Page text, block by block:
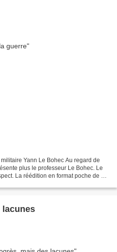
Yann Le Bohec Au regard de
plus le professeur Le Bohec. Le
La réédition en format poche de ce
lacunes